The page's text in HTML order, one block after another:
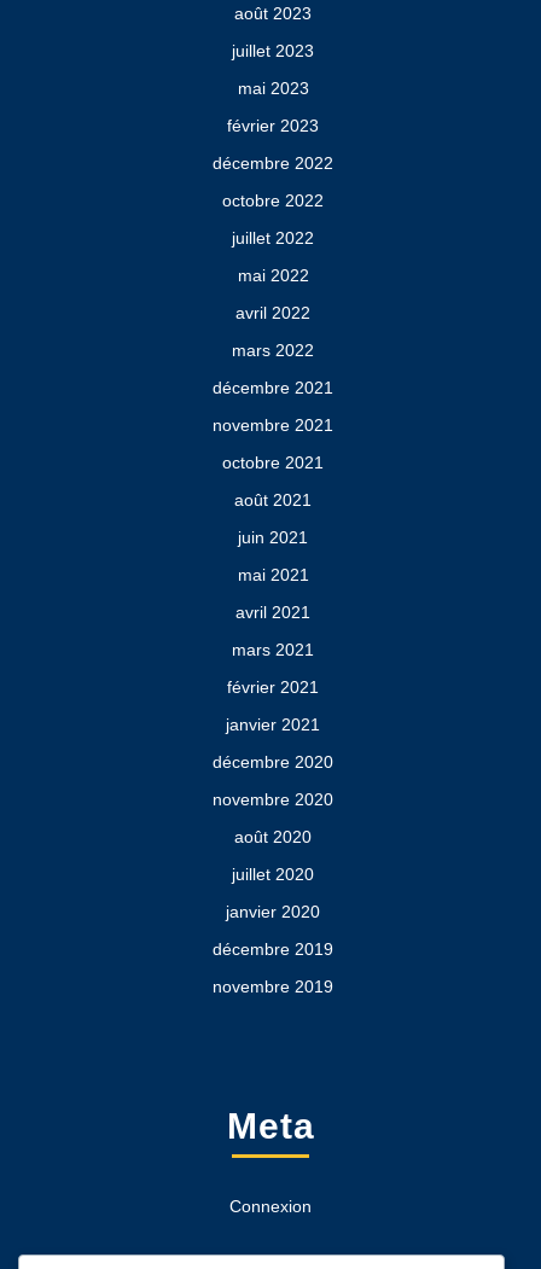
août 2023
juillet 2023
mai 2023
février 2023
décembre 2022
octobre 2022
juillet 2022
mai 2022
avril 2022
mars 2022
décembre 2021
novembre 2021
octobre 2021
août 2021
juin 2021
mai 2021
avril 2021
mars 2021
février 2021
janvier 2021
décembre 2020
novembre 2020
août 2020
juillet 2020
janvier 2020
décembre 2019
novembre 2019
Meta
Connexion